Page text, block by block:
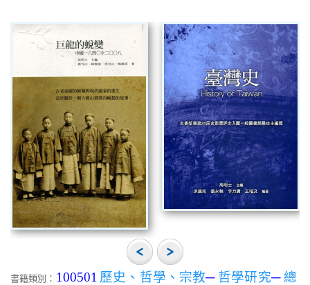
書籍類別： 100501 歷史、哲學、宗教─ 哲學研究─總